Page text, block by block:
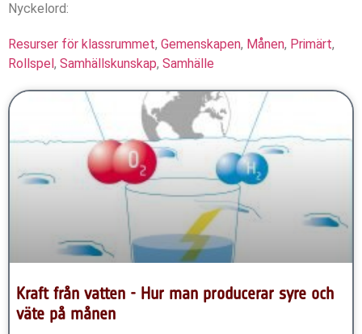
Nyckelord:
Resurser för klassrummet, Gemenskapen, Månen, Primärt,
Rollspel , Samhällskunskap, Samhälle
Kraft från vatten - Hur man producerar syre och
väte på månen